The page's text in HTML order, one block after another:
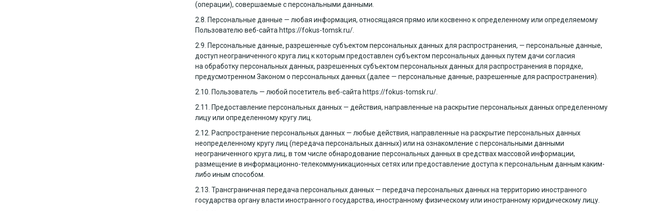
(операции), совершаемые с персональными данными.
2.8. Персональные данные — любая информация, относящаяся прямо или косвенно к определенному или определяемому
Пользователю веб-сайта https://fokus-tomsk.ru/.
2.9. Персональные данные, разрешенные субъектом персональных данных для распространения, — персональные данные,
доступ неограниченного круга лиц к которым предоставлен субъектом персональных данных путем дачи согласия
на обработку персональных данных, разрешенных субъектом персональных данных для распространения в порядке,
предусмотренном Законом о персональных данных (далее — персональные данные, разрешенные для распространения).
2.10. Пользователь — любой посетитель веб-сайта https://fokus-tomsk.ru/.
2.11. Предоставление персональных данных — действия, направленные на раскрытие персональных данных определенному
лицу или определенному кругу лиц.
2.12. Распространение персональных данных — любые действия, направленные на раскрытие персональных данных
неопределенному кругу лиц (передача персональных данных) или на ознакомление с персональными данными
неограниченного круга лиц, в том числе обнародование персональных данных в средствах массовой информации,
размещение в информационно-телекоммуникационных сетях или предоставление доступа к персональным данным каким-
либо иным способом.
2.13. Трансграничная передача персональных данных — передача персональных данных на территорию иностранного
государства органу власти иностранного государства, иностранному физическому или иностранному юридическому лицу.